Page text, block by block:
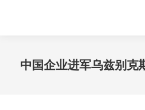
中国企业进军乌兹别克